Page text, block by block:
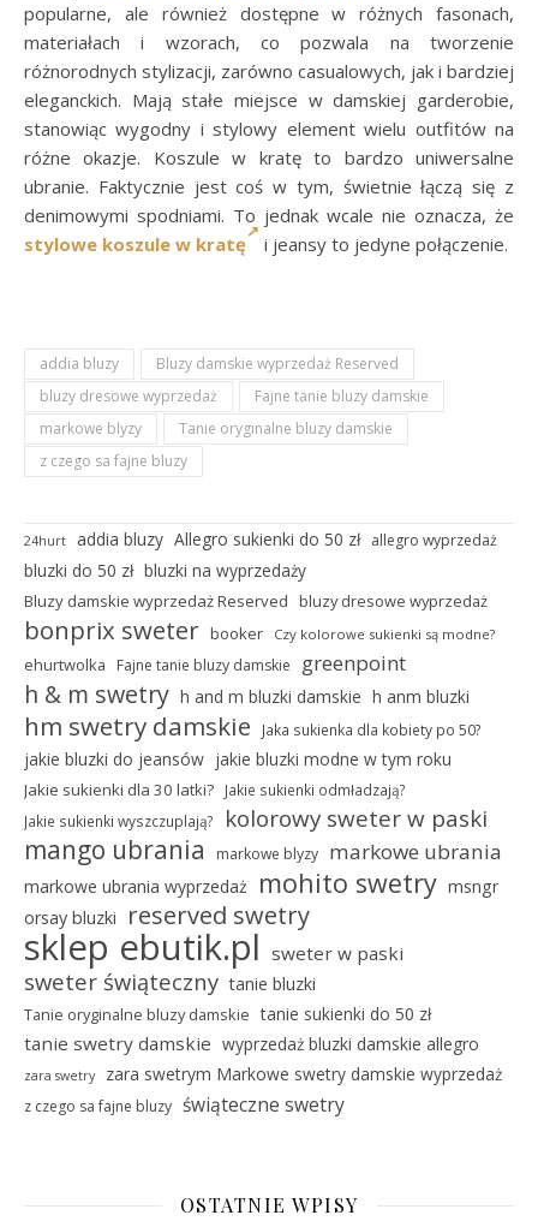
popularne, ale również dostępne w różnych fasonach,
materiałach i wzorach, co pozwala na tworzenie
różnorodnych stylizacji, zarówno casualowych, jak i bardziej
eleganckich. Mają stałe miejsce w damskiej garderobie,
stanowiąc wygodny i stylowy element wielu outfitów na
różne okazje. Koszule w kratę to bardzo uniwersalne
ubranie. Faktycznie jest coś w tym, świetnie łączą się z
denimowymi spodniami. To jednak wcale nie oznacza, że
stylowe koszule w kratę
i jeansy to jedyne połączenie.
addia bluzy
Bluzy damskie wyprzedaż Reserved
bluzy dresowe wyprzedaż
Fajne tanie bluzy damskie
markowe blyzy
Tanie oryginalne bluzy damskie
z czego sa fajne bluzy
24hurt addia bluzy Allegro sukienki do 50 zł allegro wyprzedaż
bluzki do 50 zł bluzki na wyprzedaży
Bluzy damskie wyprzedaż Reserved bluzy dresowe wyprzedaż
bonprix sweter booker Czy kolorowe sukienki są modne?
ehurtwolka Fajne tanie bluzy damskie greenpoint
h & m swetry h and m bluzki damskie h anm bluzki
hm swetry damskie Jaka sukienka dla kobiety po 50?
jakie bluzki do jeansów jakie bluzki modne w tym roku
Jakie sukienki dla 30 latki?
Jakie sukienki odmładzają?
Jakie sukienki wyszczuplają?
kolorowy sweter w paski
mango ubrania markowe blyzy markowe ubrania
markowe ubrania wyprzedaż mohito swetry msngr
orsay bluzki
reserved swetry
sklep ebutik.pl sweter w paski
sweter świąteczny tanie bluzki
Tanie oryginalne bluzy damskie tanie sukienki do 50 zł
tanie swetry damskie wyprzedaż bluzki damskie allegro
zara swetry zara swetrym Markowe swetry damskie wyprzedaż
z czego sa fajne bluzy świąteczne swetry
OSTATNIE WPISY